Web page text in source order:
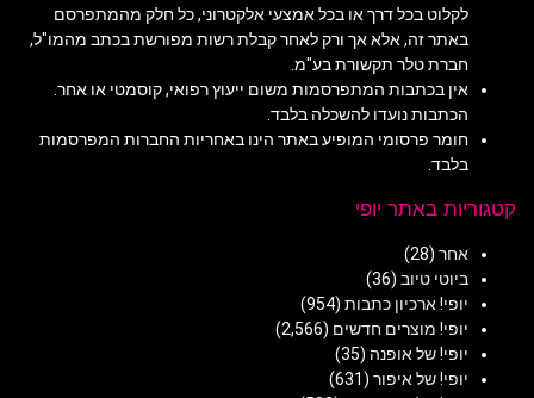
לקלוט בכל דרך או בכל אמצעי אלקטרוני, כל חלק מהמתפרסם
באתר זה, אלא אך ורק לאחר קבלת רשות מפורשת בכתב מהמו"ל,
חברת טלר תקשורת בע"מ.
אין בכתבות המתפרסמות משום ייעוץ רפואי, קוסמטי או אחר.
הכתבות נועדו להשכלה בלבד.
חומר פרסומי המופיע באתר הינו באחריות החברות המפרסמות
בלבד.
קטגוריות באתר יופי
אחר (28)
ביוטי טיוב (36)
יופי! ארכיון כתבות (954)
יופי! מוצרים חדשים (2,566)
יופי! של אופנה (35)
יופי! של איפור (631)